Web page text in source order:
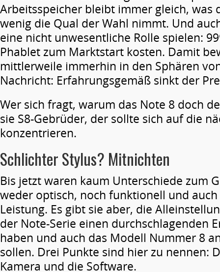
Arbeitsspeicher bleibt immer gleich, was
wenig die Qual der Wahl nimmt. Und
eine nicht unwesentliche Rolle spielen:
Phablet zum Marktstart kosten. Damit
mittlerweile immerhin in den Sphären
Nachricht: Erfahrungsgemäß sinkt der
Wer sich fragt, warum das Note 8 doch
sie S8-Gebrüder, der sollte sich auf die
konzentrieren.
Schlichter Stylus? Mitnichten
Bis jetzt waren kaum Unterschiede zum
weder optisch, noch funktionell und
Leistung. Es gibt sie aber, die
der Note-Serie einen durchschlagenden
haben und auch das Modell Nummer 8
sollen. Drei Punkte sind hier zu nennen:
Kamera und die Software.